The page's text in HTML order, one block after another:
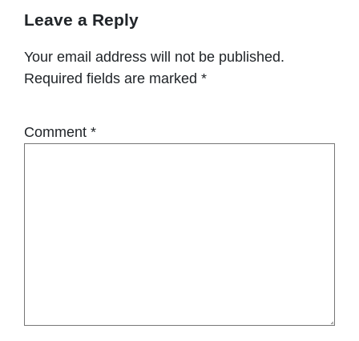
Leave a Reply
Your email address will not be published.
Required fields are marked *
Comment *